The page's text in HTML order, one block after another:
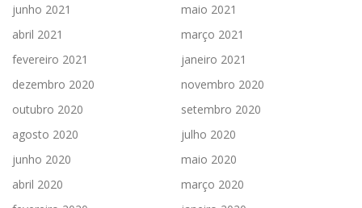
junho 2021
maio 2021
abril 2021
março 2021
fevereiro 2021
janeiro 2021
dezembro 2020
novembro 2020
outubro 2020
setembro 2020
agosto 2020
julho 2020
junho 2020
maio 2020
abril 2020
março 2020